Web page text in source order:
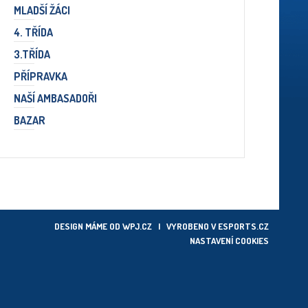
MLADŠÍ ŽÁCI
4. TŘÍDA
3.TŘÍDA
PŘÍPRAVKA
NAŠÍ AMBASADOŘI
BAZAR
DESIGN MÁME OD WPJ.CZ | VYROBENO VESPORTS.CZ
NASTAVENÍ COOKIES